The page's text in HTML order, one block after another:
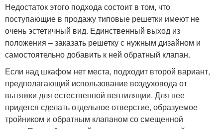
Недостаток этого подхода состоит в том, что
поступающие в продажу типовые решетки имеют не
очень эстетичный вид. Единственный выход из
положения – заказать решетку с нужным дизайном и
самостоятельно добавить к ней обратный клапан.
Если над шкафом нет места, подходит второй вариант,
предполагающий использование воздуховода от
вытяжки для естественной вентиляции. Для нее
придется сделать отдельное отверстие, образуемое
тройником и обратным клапаном со смещенной